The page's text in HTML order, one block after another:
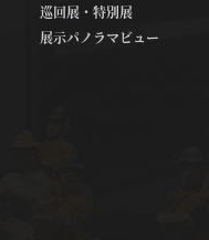
巡回展・特別展
展示パノラマビュー